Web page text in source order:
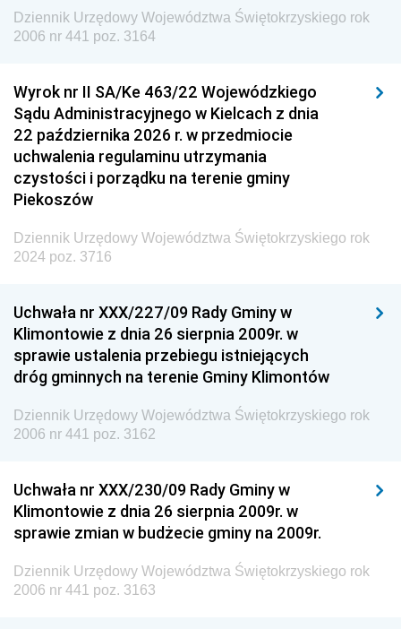
Dziennik Urzędowy Agencji Wywiadu
Dziennik Urzędowy Województwa Świętokrzyskiego rok
2006 nr 441 poz. 3164
Wyrok nr II SA/Ke 463/22 Wojewódzkiego
Sądu Administracyjnego w Kielcach z dnia
22 października 2026 r. w przedmiocie
uchwalenia regulaminu utrzymania
czystości i porządku na terenie gminy
Piekoszów
Dziennik Urzędowy Województwa Świętokrzyskiego rok
2024 poz. 3716
Uchwała nr XXX/227/09 Rady Gminy w
Klimontowie z dnia 26 sierpnia 2009r. w
sprawie ustalenia przebiegu istniejących
dróg gminnych na terenie Gminy Klimontów
Dziennik Urzędowy Województwa Świętokrzyskiego rok
2006 nr 441 poz. 3162
Uchwała nr XXX/230/09 Rady Gminy w
Klimontowie z dnia 26 sierpnia 2009r. w
sprawie zmian w budżecie gminy na 2009r.
Dziennik Urzędowy Województwa Świętokrzyskiego rok
2006 nr 441 poz. 3163